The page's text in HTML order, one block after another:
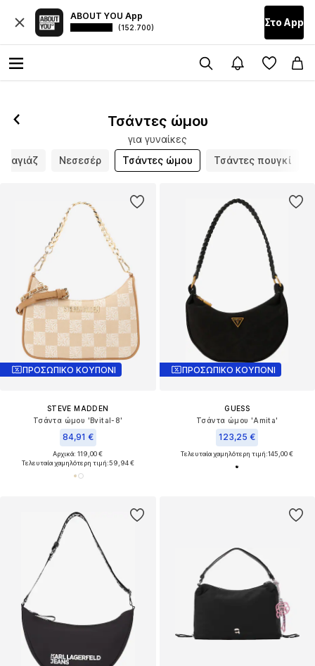
ABOUT YOU App
(152.700) Στο Αpp
Τσάντες ώμου
για γυναίκες
Νεσεσέρ Τσάντες ώμου Τσάντες πουγκί
ΠΡΟΣΩΠΙΚΟ ΚΟΥΠΟΝΙ
STEVE MADDEN
Τσάντα ώμου 'Bvital-8'
84,91 €
Αρχικά: 119,00 €
Τελευταία χαμηλότερη τιμή:59,94 €
ΠΡΟΣΩΠΙΚΟ ΚΟΥΠΟΝΙ
GUESS
Τσάντα ώμου 'Amita'
123,25 €
Τελευταία χαμηλότερη τιμή:145,00 €